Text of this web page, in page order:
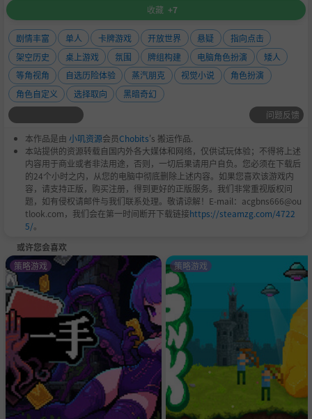
收藏 +7
剧情丰富 单人 卡牌游戏 开放世界 悬疑
指向点击
架空历史
桌上游戏 氛围 牌组构建 电脑角色扮演
矮人
等角视角
自选历险体验 蒸汽朋克 视觉小说
角色扮演
角色自定义
选择取向
黑暗奇幻
问题反馈
本作品是由 小叽资源会员Chobits's 搬运作品.
本站提供的资源转载自国内外各大媒体和网络，仅供试玩体验；不得将上述
内容用于商业或者非法用途，否则，一切后果请用户自负。您必须在下载后
的24个小时之内，从您的电脑中彻底删除上述内容。如果您喜欢该游戏内
容，请支持正版，购买注册，得到更好的正版服务。我们非常重视版权问
题，如有侵权请邮件与我们联系处理。敬请谅解！E-mail：acgbns666@ou
tlook.com，我们会在第一时间断开下载链接https://steamzg.com/4722
5/。
或许您会喜欢
策略游戏 策略游戏